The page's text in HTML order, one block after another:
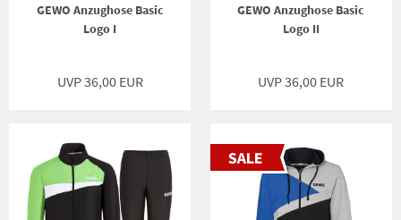
GEWO Anzughose Basic
Logo I
UVP 36,00 EUR
GEWO Anzughose Basic
Logo II
UVP 36,00 EUR